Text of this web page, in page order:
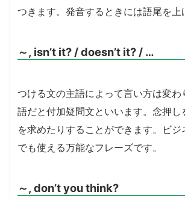
つきます。発音するときには語尾を上
～, isn’t it? / doesn’t it? / …
つける文の主語によって言い方は変わ
語だと付加疑問文といいます。念押し
を求めたりすることができます。ビジ
でも使える万能なフレーズです。
～, don’t you think?